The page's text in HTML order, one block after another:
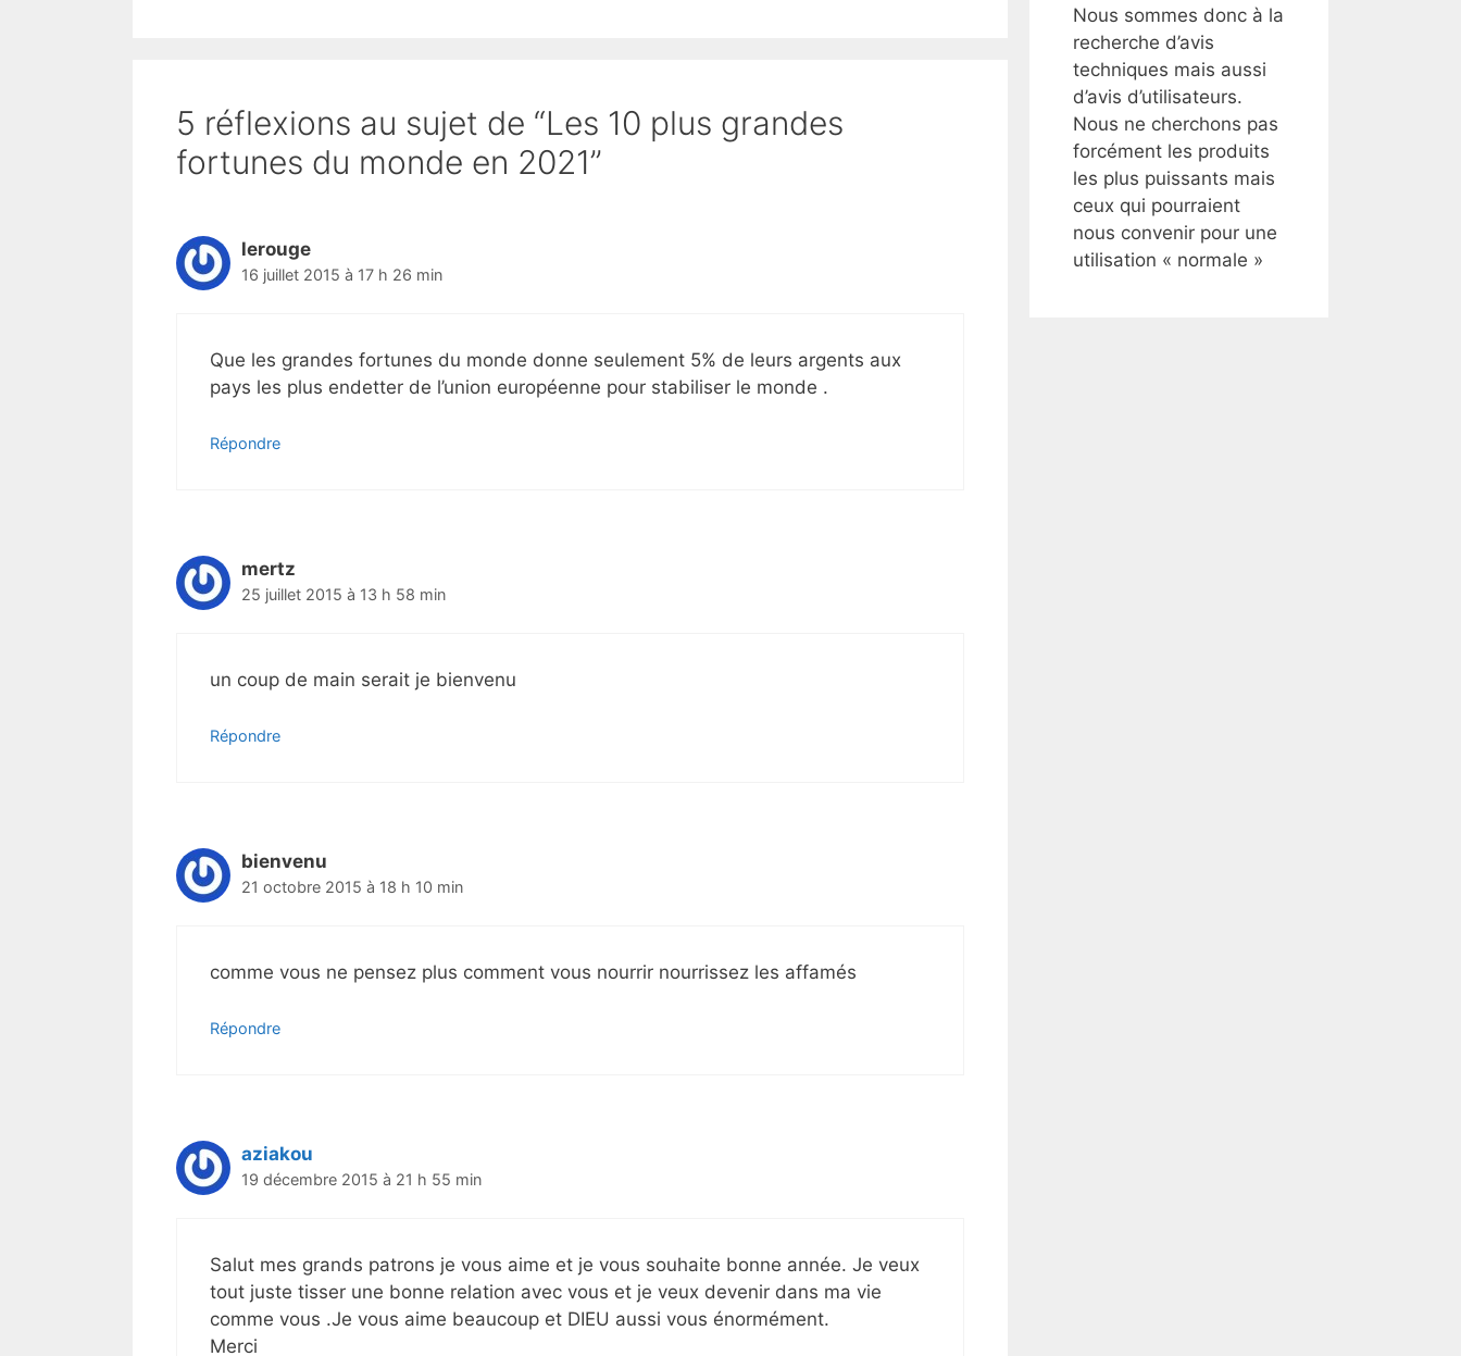
5 réflexions au sujet de “Les 10 plus grandes
fortunes du monde en 2021”
lerouge
16 juillet 2015 à 17 h 26 min
Que les grandes fortunes du monde donne seulement 5% de leurs argents aux
pays les plus endetter de l’union européenne pour stabiliser le monde .
Répondre
mertz
25 juillet 2015 à 13 h 58 min
un coup de main serait je bienvenu
Répondre
bienvenu
21 octobre 2015 à 18 h 10 min
comme vous ne pensez plus comment vous nourrir nourrissez les affamés
Répondre
aziakou
19 décembre 2015 à 21 h 55 min
Salut mes grands patrons je vous aime et je vous souhaite bonne année. Je veux
tout juste tisser une bonne relation avec vous et je veux devenir dans ma vie
comme vous .Je vous aime beaucoup et DIEU aussi vous énormément.
Merci
Nous sommes donc à la
recherche d’avis
techniques mais aussi
d’avis d’utilisateurs.
Nous ne cherchons pas
forcément les produits
les plus puissants mais
ceux qui pourraient
nous convenir pour une
utilisation « normale »